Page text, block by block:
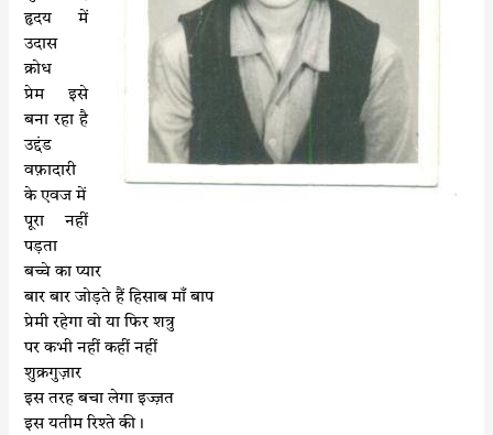
हृदय में
उदास
क्रोध
प्रेम इसे
बना रहा है
उद्दंड
वफ़ादारी
के एवज में
पूरा नहीं
पड़ता
बच्चे का प्यार
बार बार जोड़ते हैं हिसाब माँ बाप
प्रेमी रहेगा वो या फिर शत्रु
पर कभी नहीं कहीं नहीं
शुक्रगुज़ार
इस तरह बचा लेगा इज्ज़त
इस यतीम रिश्ते की।